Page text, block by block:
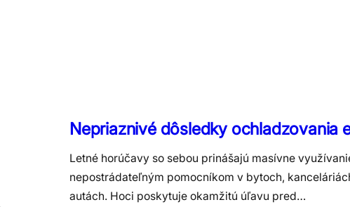
Nepriaznivé dôsledky ochladzovania
Letné horúčavy so sebou prinášajú masívne
nepostrádateľným pomocníkom v bytoch,
autách. Hoci poskytuje okamžitú úľavu pred…